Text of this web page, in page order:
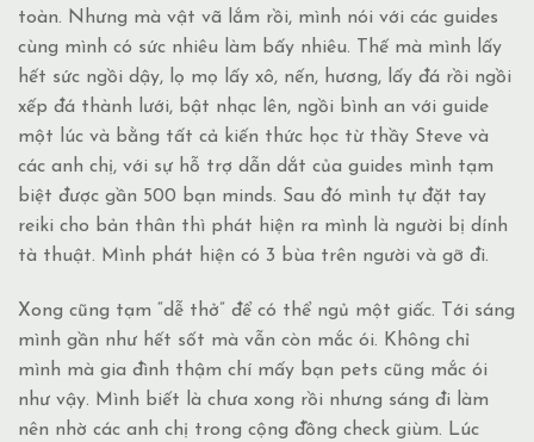
toàn. Nhưng mà vật vã lắm rồi, mình nói với các guides
cùng mình có sức nhiêu làm bấy nhiêu. Thế mà mình lấy
hết sức ngồi dậy, lọ mọ lấy xô, nến, hương, lấy đá rồi ngồi
xếp đá thành lưới, bật nhạc lên, ngồi bình an với guide
một lúc và bằng tất cả kiến thức học từ thầy Steve và
các anh chị, với sự hỗ trợ dẫn dắt của guides mình tạm
biệt được gần 500 bạn minds. Sau đó mình tự đặt tay
reiki cho bản thân thì phát hiện ra mình là người bị dính
tà thuật. Mình phát hiện có 3 bùa trên người và gỡ đi.
Xong cũng tạm “dễ thở” để có thể ngủ một giấc. Tới sáng
mình gần như hết sốt mà vẫn còn mắc ói. Không chỉ
mình mà gia đình thậm chí mấy bạn pets cũng mắc ói
như vậy. Mình biết là chưa xong rồi nhưng sáng đi làm
nên nhờ các anh chị trong cộng đồng check giùm. Lúc